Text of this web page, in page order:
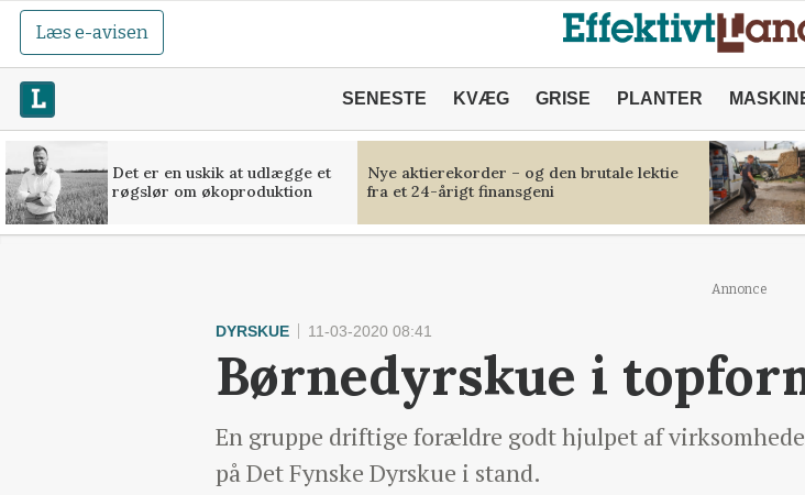
Læs e-avisen
SENESTE KVÆG GRISE PLANTER
Det er en uskik at udlægge et
røgslør om økoproduktion
Nye aktierekorder – og den brutale lektie
fra et 24-årigt finansgeni
Annonce
DYRSKUE 11-03-2020 08:41
Børnedyrskue i
En gruppe driftige forældre godt hjulpet af
på Det Fynske Dyrskue i stand.